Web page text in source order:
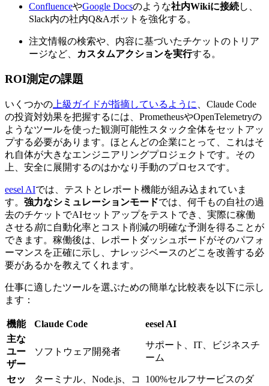
ConfluenceやGoogle Docsのような社内Wikiに接続し、
Slack内の社内Q&Aボットを強化する。
注文情報の検索や、内容に基づいたチケットのトリア
ージなど、
カスタムアクションを実行する。
ROI測定の課題
いくつかの 上級ガイドが指摘しているように
、Claude Code
の投資対効果を把握するには、PrometheusやOpenTelemetryの
ようなツールを使った観測可能性スタック全体をセットアッ
プする必要があります。ほとんどの企業にとって、これはそ
れ自体が大きなエンジニアリングプロジェクトです。その
上、安全に展開するのはかなり手動のプロセスです。
eesel AIでは、テストとレポート機能が組み込まれていま
す。 強力なシミュレーションモードでは、何千もの自社の過
去のチケットでAIセットアップをテストでき、実際に稼働
させる 前に自動化率とコスト削減の明確な予測を得ることが
できます。稼働後は、レポートダッシュボードがそのパフォ
ーマンスを正確に示し、ナレッジベースのどこを改善する必
要があるかを教えてくれます。
仕事に適したツールを選ぶための簡単な比較表を以下に示し
ます：
機能 Claude Code
eesel AI
主な
ユー
ザー
ソフトウェア開発者
サポート、IT、ビジネスチ
ーム
セッ
ターミナル、Node.js、コ
100%セルフサービスのダ